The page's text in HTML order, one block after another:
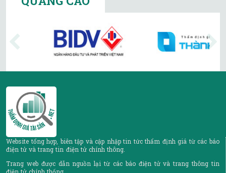
Website tổng hợp, biên tập và cập nhập tin tức thẩm định giá từ các báo
điện tử và trang tin điện tử chính thông.
Trang web được dẫn nguồn lại từ các báo điện tử và trang thông tin
điện tử chính thống.